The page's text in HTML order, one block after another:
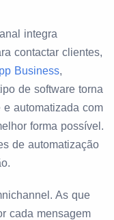
integra
contactar clientes,
Business,
de software torna
automatizada com
forma possível.
de automatização
As que
cada mensagem